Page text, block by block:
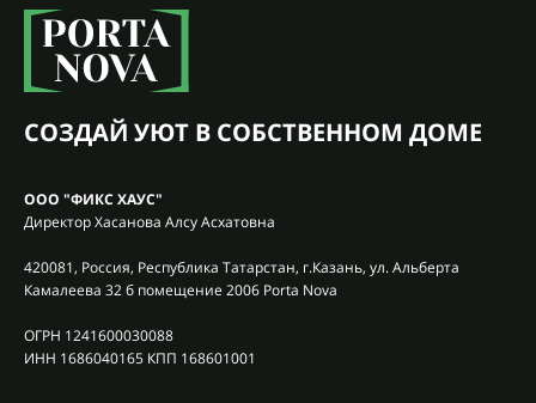
СОЗДАЙ УЮТ В СОБСТВЕННОМ ДОМЕ
ООО "ФИКС ХАУС"
Директор Хасанова Алсу Асхатовна
420081, Россия, Республика Татарстан, г.Казань, ул. Альберта
Камалеева 32 б помещение 2006 Porta Nova
ОГРН 1241600030088
ИНН 1686040165 КПП 168601001